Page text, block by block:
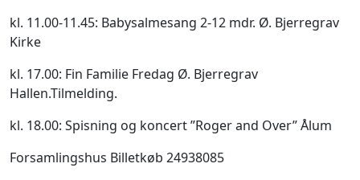
kl. 11.00-11.45: Babysalmesang 2-12 mdr. Ø. Bjerregrav
Kirke
kl. 17.00: Fin Familie Fredag Ø. Bjerregrav
Hallen.Tilmelding.
kl. 18.00: Spisning og koncert ”Roger and Over” Ålum
Forsamlingshus Billetkøb 24938085